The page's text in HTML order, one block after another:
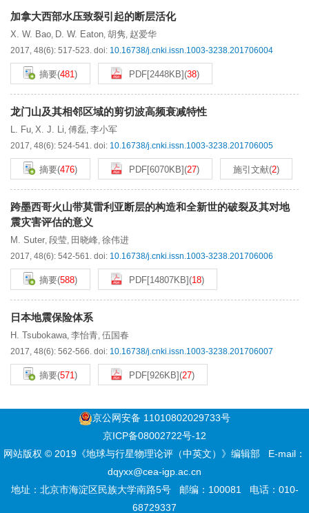
加拿大西部水压致裂引起的断层活化
X. W. Bao, D. W. Eaton, 胡隽, 赵爱华
2017, 48(6): 517-523. doi: 10.16738/j.cnki.issn.1003-3238.201706004
摘要(481) PDF[2448KB](38)
龙门山及其相邻区域的剪切波高频衰减特性
L. Fu, X. J. Li, 傅磊, 李小军
2017, 48(6): 524-541. doi: 10.16738/j.cnki.issn.1003-3238.201706005
摘要(476) PDF[6070KB](27) 施引文献(2)
跨墨西哥火山带莫雷利亚断层的构造和全新世的破裂及其对地
震灾害评估的意义
M. Suter, 段莹, 田晓峰, 徐伟进
2017, 48(6): 542-561. doi: 10.16738/j.cnki.issn.1003-3238.201706006
摘要(588) PDF[14807KB](18)
日本地震保险体系
H. Tsubokawa, 李怡青, 伍国春
2017, 48(6): 562-566. doi: 10.16738/j.cnki.issn.1003-3238.201706007
摘要(571) PDF[926KB](27)
京公网安备 11010802029733号
京ICP备08002722号-12
网站版权 © 2019《地球与行星物理论评（中英文）》编辑部 E-mail：
dqyxx@cea-igp.ac.cn
地址：北京市海淀区民族大学南路5号
邮编：100081
电话：010-
68729337